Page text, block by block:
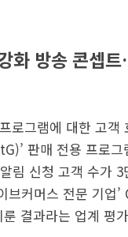
화 방송 콘셉
로그램에 대한 고
판매 전용 프로
림 신청 고객 수가
커머스 전문 기업
결과라는 업계 평